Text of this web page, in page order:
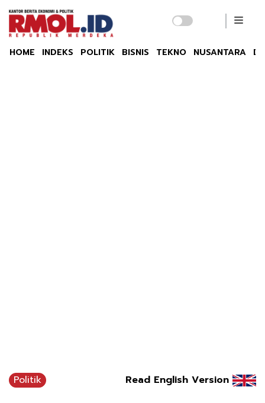
HOME INDEKS POLITIK BISNIS TEKNO NUSANTARA
Politik Read English Version